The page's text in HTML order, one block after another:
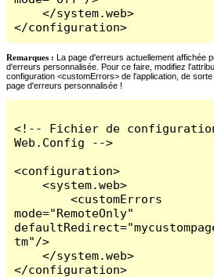
    </system.web>
</configuration>
Remarques : La page d'erreurs actuellement affichée
d'erreurs personnalisée. Pour ce faire, modifiez
configuration <customErrors> de l'application, de
page d'erreurs personnalisée !
<!-- Fichier de
Web.Config -->
<configuration>
    <system.web>
        <customErrors
mode="RemoteOnly"
tm"/>
    </system.web>
</configuration>